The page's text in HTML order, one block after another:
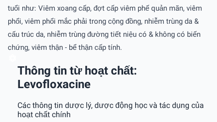
tuổi như: Viêm xoang cấp, đợt cấp viêm phế quản mãn, viêm
phổi, viêm phổi mắc phải trong cộng đồng, nhiễm trùng da &
cấu trúc da, nhiễm trùng đường tiết niệu có & không có biến
chứng, viêm thận - bể thận cấp tính.
Thông tin từ hoạt chất:
Levofloxacine
Các thông tin dược lý, dược động học và tác dụng của
hoạt chất chính